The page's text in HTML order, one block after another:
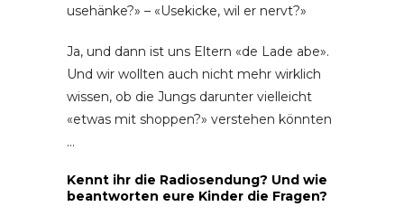
usehänke?» – «Usekicke, wil er nervt?»
Ja, und dann ist uns Eltern «de Lade abe».
Und wir wollten auch nicht mehr wirklich
wissen, ob die Jungs darunter vielleicht
«etwas mit shoppen?» verstehen könnten
…
Kennt ihr die Radiosendung? Und wie
beantworten eure Kinder die Fragen?